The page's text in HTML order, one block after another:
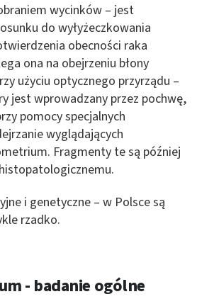
wycinków – jest
do wyłyżeczkowania
obecności raka
ona na obejrzeniu błony
użyciu optycznego przyrządu –
jest wprowadzany przez pochwę,
pomocy specjalnych
wyglądających
Fragmenty te są później
i genetyczne – w Polsce są
rzadko.
- badanie ogólne